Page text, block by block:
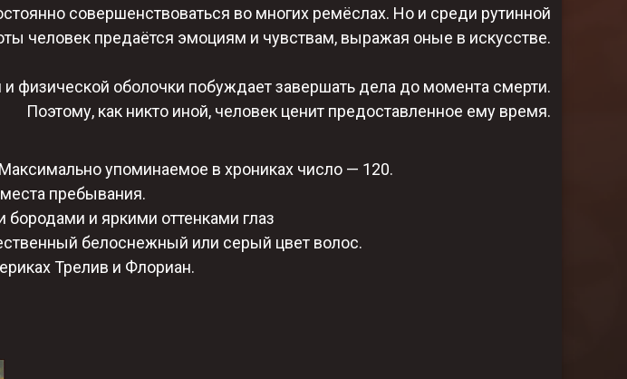
совершенствоваться во многих ремёслах. Но и среди рутинной
человек предаётся эмоциям и чувствам, выражая оные в искусстве.
физической оболочки побуждает завершать дела до момента смерти.
Поэтому, как никто иной, человек ценит предоставленное ему время.
упоминаемое в хрониках число — 120.​
места пребывания.​
и яркими оттенками глаз
белоснежный или серый цвет волос.
Трелив и Флориан.